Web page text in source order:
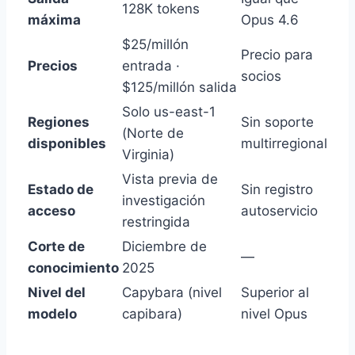
máxima
128K tokens
Opus 4.6
Precios
$25/millón
entrada ·
$125/millón salida
Precio para
socios
Regiones
disponibles
Solo us-east-1
(Norte de
Virginia)
Sin soporte
multirregional
Estado de
acceso
Vista previa de
investigación
restringida
Sin registro
autoservicio
Corte de
conocimiento
Diciembre de
2025
—
Nivel del
modelo
Capybara (nivel
capibara)
Superior al
nivel Opus